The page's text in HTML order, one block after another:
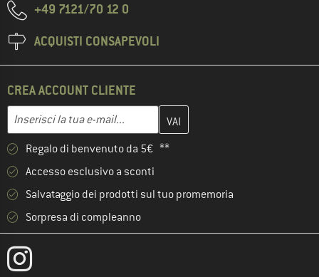
+49 7121/70 12 0
ACQUISTI CONSAPEVOLI
CREA ACCOUNT CLIENTE
Indirizzo e-mail
Inserisci qui il tuo indirizzo e-mail e crea il tuo account cliente
Regalo di benvenuto da 5€ **
Accesso esclusivo a sconti
Salvataggio dei prodotti sul tuo promemoria
Sorpresa di compleanno